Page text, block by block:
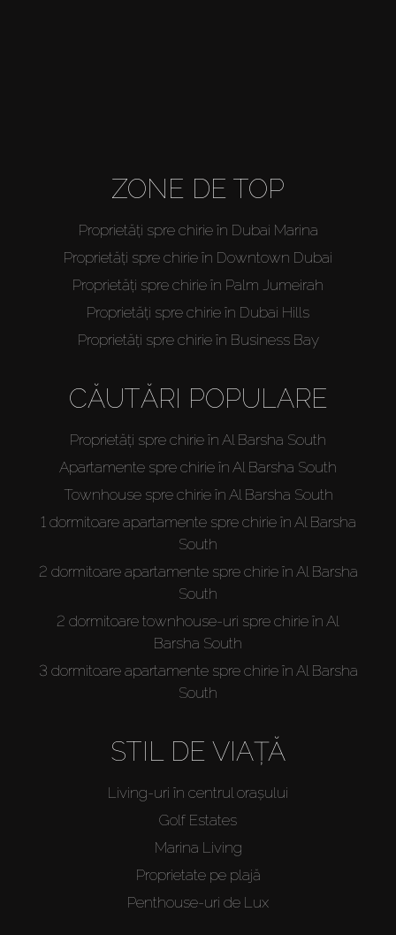
ZONE DE TOP
Proprietăți spre chirie în Dubai Marina
Proprietăți spre chirie în Downtown Dubai
Proprietăți spre chirie în Palm Jumeirah
Proprietăți spre chirie în Dubai Hills
Proprietăți spre chirie în Business Bay
CĂUTĂRI POPULARE
Proprietăți spre chirie în Al Barsha South
Apartamente spre chirie în Al Barsha South
Townhouse spre chirie în Al Barsha South
1 dormitoare apartamente spre chirie în Al Barsha
South
2 dormitoare apartamente spre chirie în Al Barsha
South
2 dormitoare townhouse-uri spre chirie în Al
Barsha South
3 dormitoare apartamente spre chirie în Al Barsha
South
STIL DE VIAȚĂ
Living-uri în centrul orașului
Golf Estates
Marina Living
Proprietate pe plajă
Penthouse-uri de Lux